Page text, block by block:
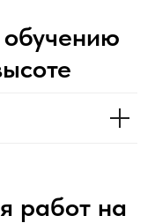
работ на